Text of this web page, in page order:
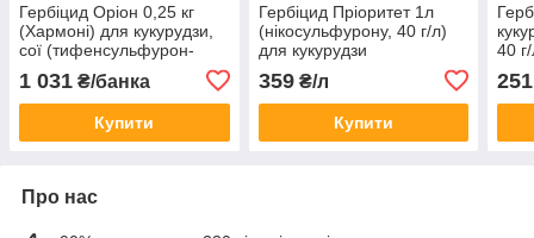
Гербіцид Оріон 0,25 кг
(Хармоні) для кукурудзи,
сої (тифенсульфурон-
1 031 ₴/банка
Купити
Гербіцид Пріоритет 1л
(нікосульфурону, 40 г/л)
для кукурудзи
359₴/л
Купити
40
251
Про нас